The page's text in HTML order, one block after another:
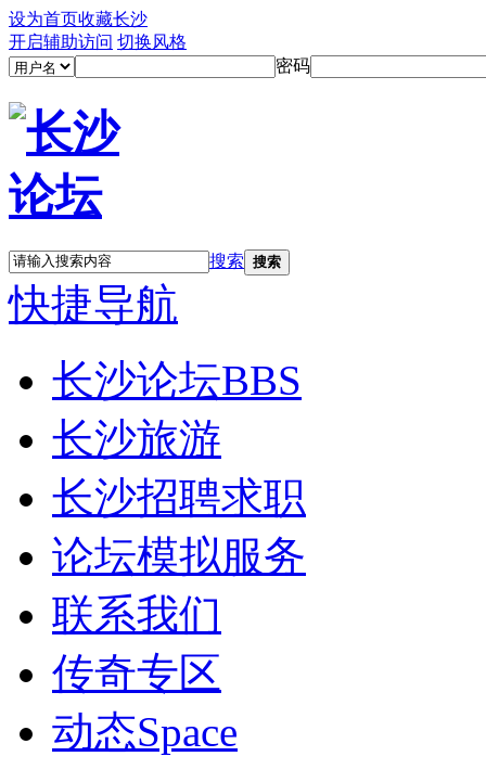
设为首页收藏长沙
开启辅助访问 切换风格
密码
搜索 搜索
快捷导航
长沙论坛BBS
长沙旅游
长沙招聘求职
论坛模拟服务
联系我们
传奇专区
动态Space